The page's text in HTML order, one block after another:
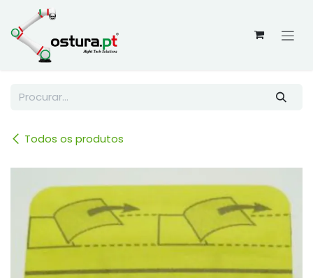
Skip to Content
Todos os produtos